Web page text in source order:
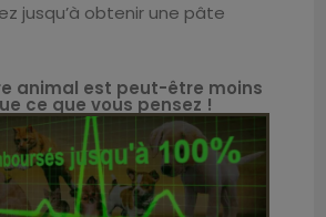
jusqu’à obtenir une pâte
animal est peut-être moins
ce que vous pensez !